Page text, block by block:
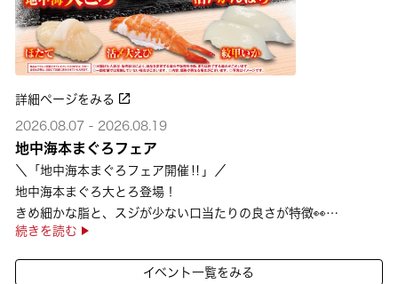
詳細ページをみる
2026.08.07 - 2026.08.19
地中海本まぐろフェア
＼「地中海本まぐろフェア開催‼」／
地中海本まぐろ大とろ登場！
きめ細かな脂と、スジが少ない口当たりの良さが特徴👀
さらに、鹿児島で育った高級魚【鹿児島県産活〆かんぱち】など
続きを読む
イベント一覧をみる